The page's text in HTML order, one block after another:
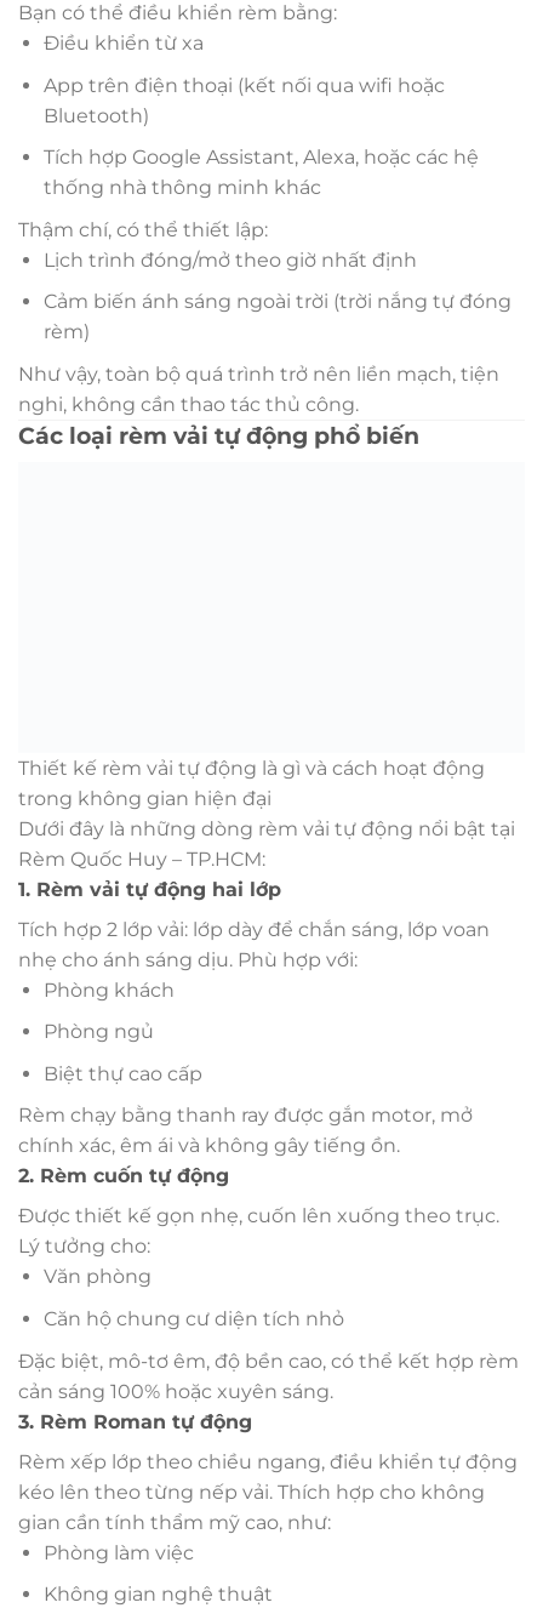
Bạn có thể điều khiển rèm bằng:
Điều khiển từ xa
App trên điện thoại (kết nối qua wifi hoặc
Bluetooth)
Tích hợp Google Assistant, Alexa, hoặc các hệ
thống nhà thông minh khác
Thậm chí, có thể thiết lập:
Lịch trình đóng/mở theo giờ nhất định
Cảm biến ánh sáng ngoài trời (trời nắng tự đóng
rèm)
Như vậy, toàn bộ quá trình trở nên liền mạch, tiện
nghi, không cần thao tác thủ công.
Các loại rèm vải tự động phổ biến
Thiết kế rèm vải tự động là gì và cách hoạt động
trong không gian hiện đại
Dưới đây là những dòng rèm vải tự động nổi bật tại
Rèm Quốc Huy – TP.HCM:
1. Rèm vải tự động hai lớp
Tích hợp 2 lớp vải: lớp dày để chắn sáng, lớp voan
nhẹ cho ánh sáng dịu. Phù hợp với:
Phòng khách
Phòng ngủ
Biệt thự cao cấp
Rèm chạy bằng thanh ray được gắn motor, mở
chính xác, êm ái và không gây tiếng ồn.
2. Rèm cuốn tự động
Được thiết kế gọn nhẹ, cuốn lên xuống theo trục.
Lý tưởng cho:
Văn phòng
Căn hộ chung cư diện tích nhỏ
Đặc biệt, mô-tơ êm, độ bền cao, có thể kết hợp rèm
cản sáng 100% hoặc xuyên sáng.
3. Rèm Roman tự động
Rèm xếp lớp theo chiều ngang, điều khiển tự động
kéo lên theo từng nếp vải. Thích hợp cho không
gian cần tính thẩm mỹ cao, như:
Phòng làm việc
Không gian nghệ thuật